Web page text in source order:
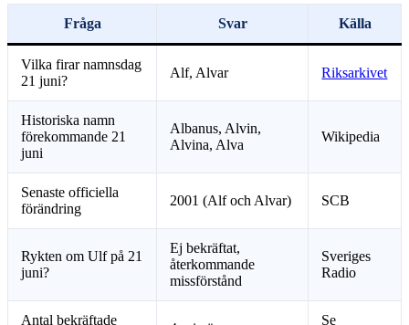
Fråga Svar Källa
Vilka firar namnsdag
21 juni?
Alf, Alvar Riksarkivet
Historiska namn
förekommande 21
juni
Albanus, Alvin,
Alvina, Alva
Wikipedia
Senaste officiella
förändring
2001 (Alf och Alvar) SCB
Rykten om Ulf på 21
juni?
Ej bekräftat,
återkommande
missförstånd
Sveriges
Radio
Antal bekräftade
Se